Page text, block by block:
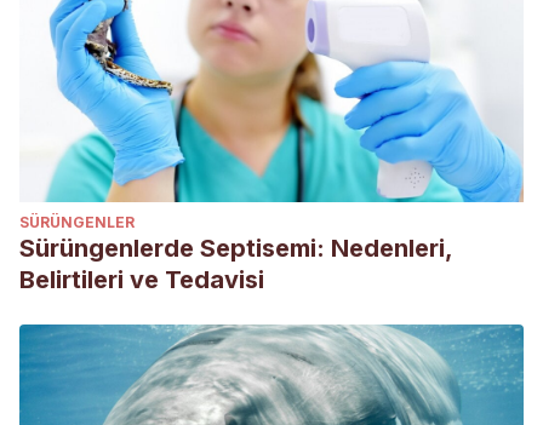
SÜRÜNGENLER
Sürüngenlerde Septisemi: Nedenleri,
Belirtileri ve Tedavisi